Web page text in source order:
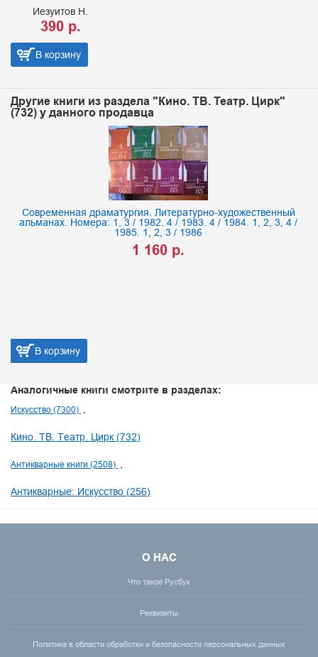
Иезуитов Н.
390 р.
В корзину
Другие книги из раздела "Кино. ТВ. Театр. Цирк"
(732) у данного продавца
Современная драматургия. Литературно-художественный
альманах. Номера: 1, 3 / 1982. 4 / 1983. 4 / 1984. 1, 2, 3, 4 /
1985. 1, 2, 3 / 1986
1 160 р.
В корзину
Аналогичные книги смотрите в разделах:
Искусство (7300)
Кино. ТВ. Театр. Цирк (732)
Антикварные книги (2508)
Антикварные: Искусство (256)
О НАС
Что такое Русбук
Реквизиты
Политика в области обработки и безопасности персональных данных